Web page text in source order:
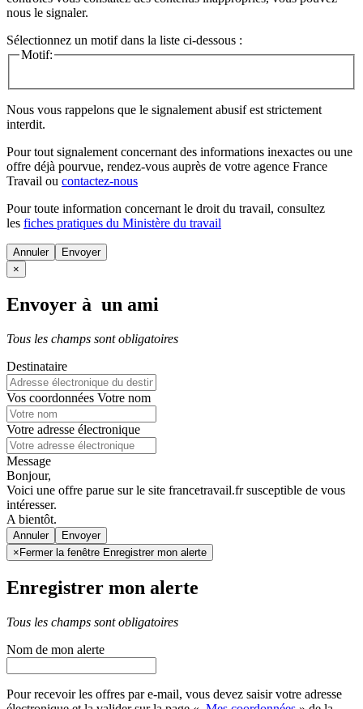
nous le signaler.
Sélectionnez un motif dans la liste ci-dessous :
Motif:
Nous vous rappelons que le signalement abusif est strictement
interdit.
Pour tout signalement concernant des informations inexactes ou une
offre déjà pourvue, rendez-vous auprès de votre agence France
Travail ou contactez-nous
Pour toute information concernant le droit du travail, consultez
les fiches pratiques du Ministère du travail
Annuler
×
Envoyer à un ami
Tous les champs sont obligatoires
Destinataire
Vos coordonnées Votre nom
Votre adresse électronique
Message
Bonjour,
Voici une offre parue sur le site francetravail.fr susceptible de vous
intéresser.
A bientôt.
Annuler
× Fermer la fenêtre Enregistrer mon alerte
Enregistrer mon alerte
Tous les champs sont obligatoires
Nom de mon alerte
Pour recevoir les offres par e-mail, vous devez saisir votre adresse